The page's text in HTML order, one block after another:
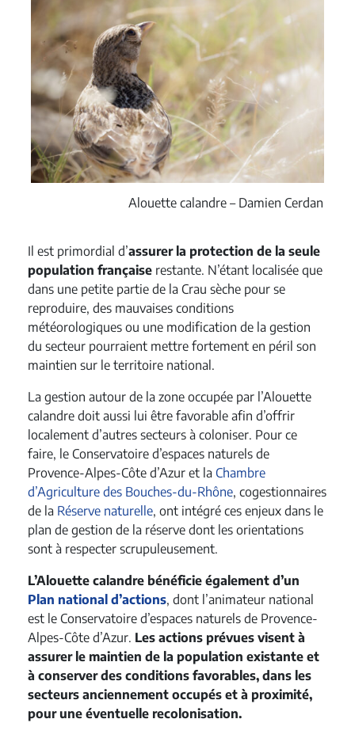
Alouette calandre – Damien Cerdan
Il est primordial d’assurer la protection de la seule
population française restante. N’étant localisée que
dans une petite partie de la Crau sèche pour se
reproduire, des mauvaises conditions
météorologiques ou une modification de la gestion
du secteur pourraient mettre fortement en péril son
maintien sur le territoire national.
La gestion autour de la zone occupée par l’Alouette
calandre doit aussi lui être favorable afin d’offrir
localement d’autres secteurs à coloniser. Pour ce
faire, le Conservatoire d’espaces naturels de
Provence-Alpes-Côte d’Azur et la Chambre
d’Agriculture des Bouches-du-Rhône, cogestionnaires
de la Réserve naturelle, ont intégré ces enjeux dans le
plan de gestion de la réserve dont les orientations
sont à respecter scrupuleusement.
L’Alouette calandre bénéficie également d’un
Plan national d’actions, dont l’animateur national
est le Conservatoire d’espaces naturels de Provence-
Alpes-Côte d’Azur. Les actions prévues visent à
assurer le maintien de la population existante et
à conserver des conditions favorables, dans les
secteurs anciennement occupés et à proximité,
pour une éventuelle recolonisation.